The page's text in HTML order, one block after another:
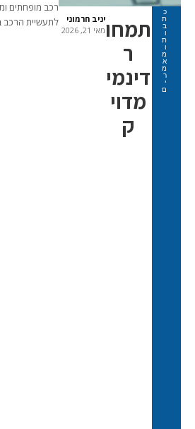
כ
ת
ב
ו
ת
ו
מ
א
מ
ר
י
ם
תמחו
ר
דינמי
מדוי
ק
יניב חרמוני
מאי 21, 2026
רכב מופחתים
לתעשיית הרכב